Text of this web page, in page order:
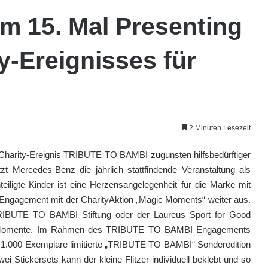
15. Mal Presenting
Ereignisses für
2 Minuten Lesezeit
Ereignis TRIBUTE TO BAMBI zugunsten hilfsbedürftiger
Mercedes-Benz die jährlich stattfindende Veranstaltung als
Kinder ist eine Herzensangelegenheit für die Marke mit
mit der CharityAktion „Magic Moments“ weiter aus.
TO BAMBI Stiftung oder der Laureus Sport for Good
Im Rahmen des TRIBUTE TO BAMBI Engagements
Exemplare limitierte „TRIBUTE TO BAMBI“ Sonderedition
Stickersets kann der kleine Flitzer individuell beklebt und so